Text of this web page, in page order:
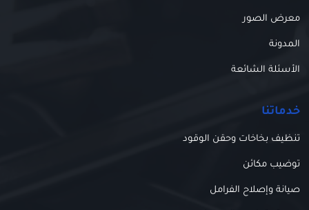
معرض الصور
المدونة
الأسئلة الشائعة
خدماتنا
تنظيف بخاخات وحقن الوقود
توضيب مكائن
صيانة وإصلاح الفرامل